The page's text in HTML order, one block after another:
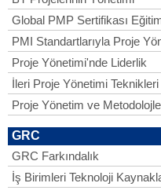
Global PMP Sertifikası
PMI Standartlarıyla Proje
Proje Yönetimi'nde Liderlik
İleri Proje Yönetimi Teknikleri
Proje Yönetim ve
GRC
GRC Farkındalık
İş Birimleri Teknoloji